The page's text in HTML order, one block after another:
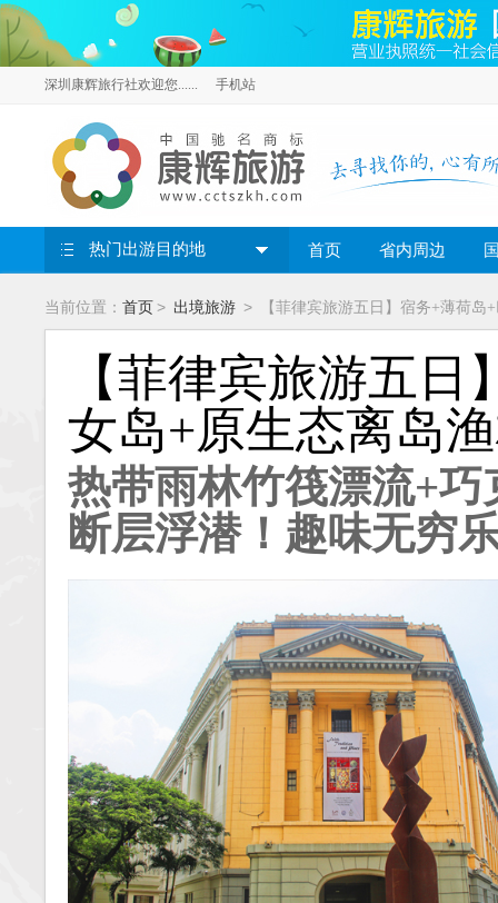
深圳康辉旅行社欢迎您...... 手机站
热门出游目的地 首页 省内周边
当前位置： 首页 > 出境旅游 > 【菲律宾旅游五日】宿务+薄荷
【菲律宾旅游五
女岛+原生态离岛
热带雨林竹筏漂流+巧
断层浮潜！趣味无